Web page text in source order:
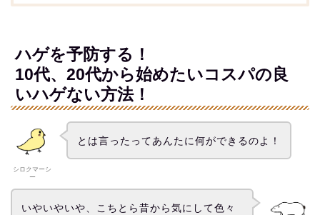
ハゲを予防する！
10代、20代から始めたいコスパの良
いハゲない方法！
シロクマーシ
ー
とは言ったってあんたに何ができるのよ！
いやいやいや、こちとら昔から気にして色々